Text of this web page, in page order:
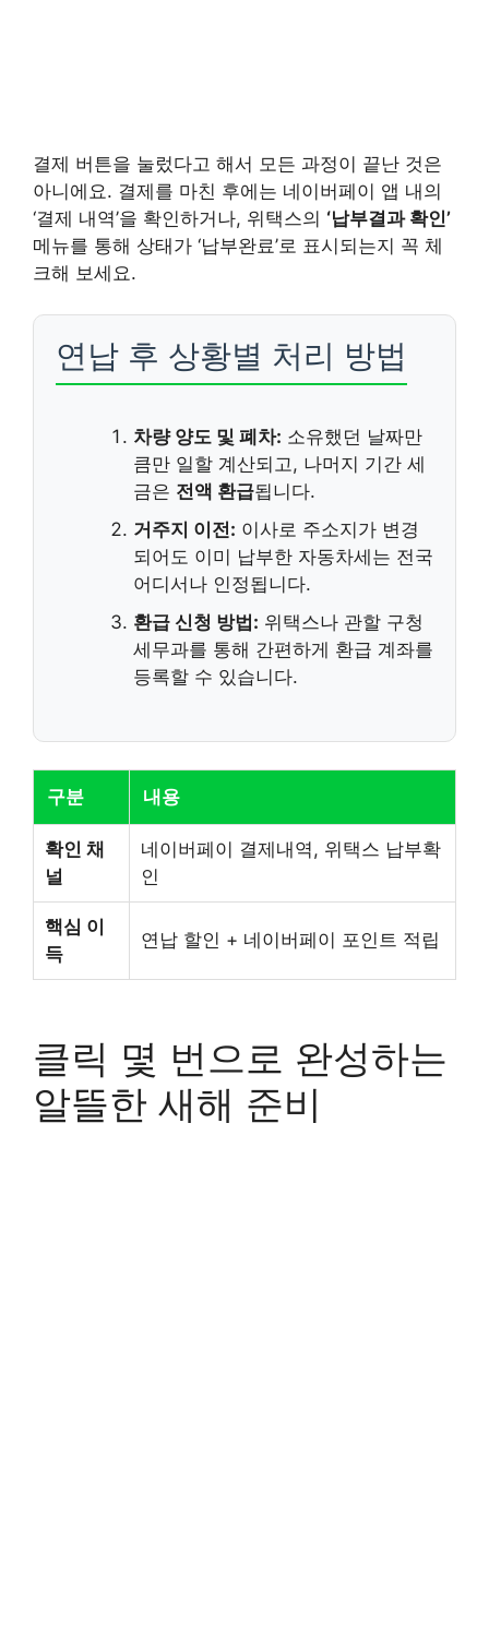
결제 버튼을 눌렀다고 해서 모든 과정이 끝난 것은
아니에요. 결제를 마친 후에는 네이버페이 앱 내의
‘결제 내역’을 확인하거나, 위택스의 ‘납부결과 확인’
메뉴를 통해 상태가 ‘납부완료’로 표시되는지 꼭 체
크해 보세요.
연납 후 상황별 처리 방법
차량 양도 및 폐차: 소유했던 날짜만
큼만 일할 계산되고, 나머지 기간 세
금은 전액 환급됩니다.
거주지 이전: 이사로 주소지가 변경
되어도 이미 납부한 자동차세는 전국
어디서나 인정됩니다.
환급 신청 방법: 위택스나 관할 구청
세무과를 통해 간편하게 환급 계좌를
등록할 수 있습니다.
구분 내용
확인 채
널
네이버페이 결제내역, 위택스 납부확
인
핵심 이
득
연납 할인 + 네이버페이 포인트 적립
클릭 몇 번으로 완성하는
알뜰한 새해 준비